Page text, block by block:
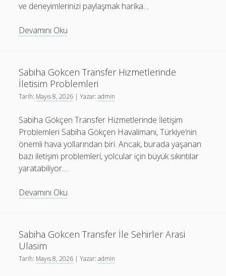
ve deneyimlerinizi paylaşmak harika…
Devamını Oku
Sabiha Gokcen Transfer Hizmetlerinde
İletisim Problemleri
Tarih: Mayıs 8, 2026 | Yazar:admin
Sabiha Gökçen Transfer Hizmetlerinde İletişim
Problemleri Sabiha Gökçen Havalimanı, Türkiye’nin
önemli hava yollarından biri. Ancak, burada yaşanan
bazı iletişim problemleri, yolcular için büyük sıkıntılar
yaratabiliyor.…
Devamını Oku
Hizmetlerinde
İletisim
Sabiha Gokcen Transfer İle Sehirler Arasi
Ulasim
Tarih: Mayıs 8, 2026 | Yazar:admin